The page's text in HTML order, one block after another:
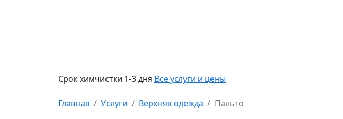
Срок химчистки 1-3 дня Все услуги и цены
Главная Услуги Верхняя одежда Пальто